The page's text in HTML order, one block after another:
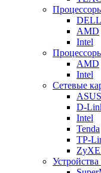
DELL
AMD
Intel
AMD
Intel
Сетевые
ASUS
D-
Intel
Tenda
TP-